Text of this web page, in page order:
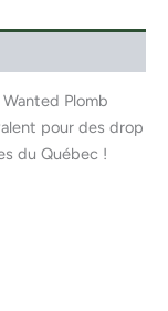
Plomb
pour des drop
du Québec !